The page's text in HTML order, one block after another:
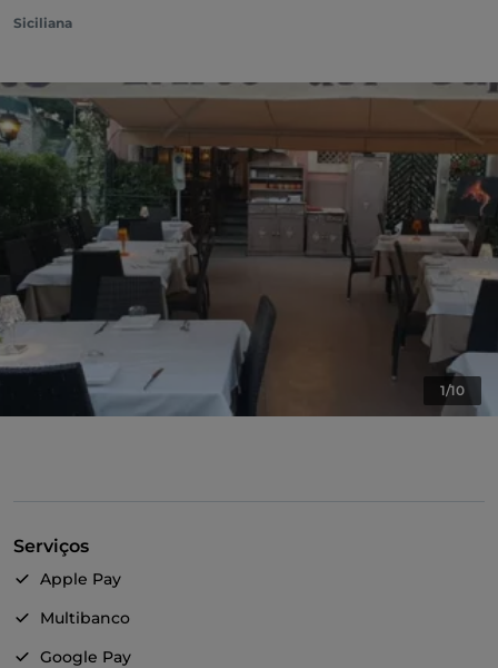
Siciliana
1/10
Serviços
Apple Pay
Multibanco
Google Pay